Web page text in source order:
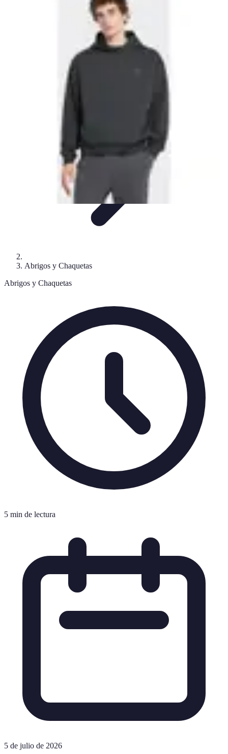
Estilos de ModaTendencias
Abrigos y Chaquetas
Abrigos y Chaquetas
5 min de lectura
5 de julio de 2026